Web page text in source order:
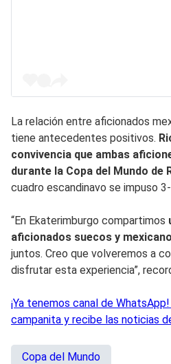
La relación entre aficionados
tiene antecedentes positivos.
convivencia que ambas
durante la Copa del Mundo de
cuadro escandinavo se impuso
“En Ekaterimburgo compartimos
aficionados suecos y
juntos. Creo que volveremos a
disfrutar esta experiencia”,
¡Ya tenemos canal de
campanita y recibe las noticias
Copa del Mundo